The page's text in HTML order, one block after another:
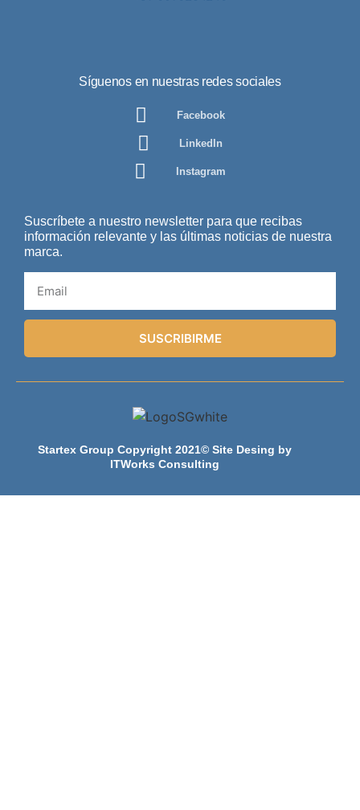
Síguenos en nuestras redes sociales
Facebook
LinkedIn
Instagram
Suscríbete a nuestro newsletter para que recibas
información relevante y las últimas noticias de nuestra
marca.
SUSCRIBIRME
Startex Group Copyright 2021© Site Desing by
ITWorks Consulting